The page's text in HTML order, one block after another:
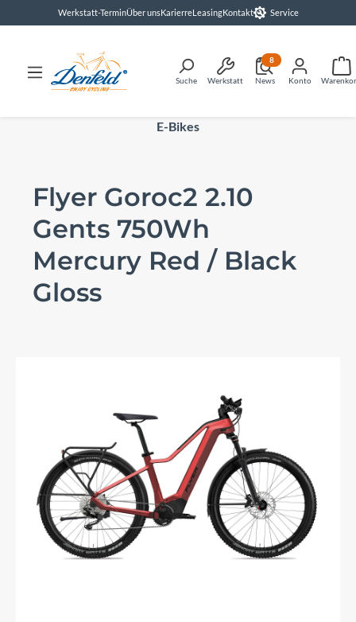
springenWerkstatt-TerminÜber unsKarierreLeasingKontakt Service
Suche Werkstatt News
8
Konto
E-Bikes
Flyer Goroc2 2.10
Gents 750Wh
Mercury Red / Black
Gloss